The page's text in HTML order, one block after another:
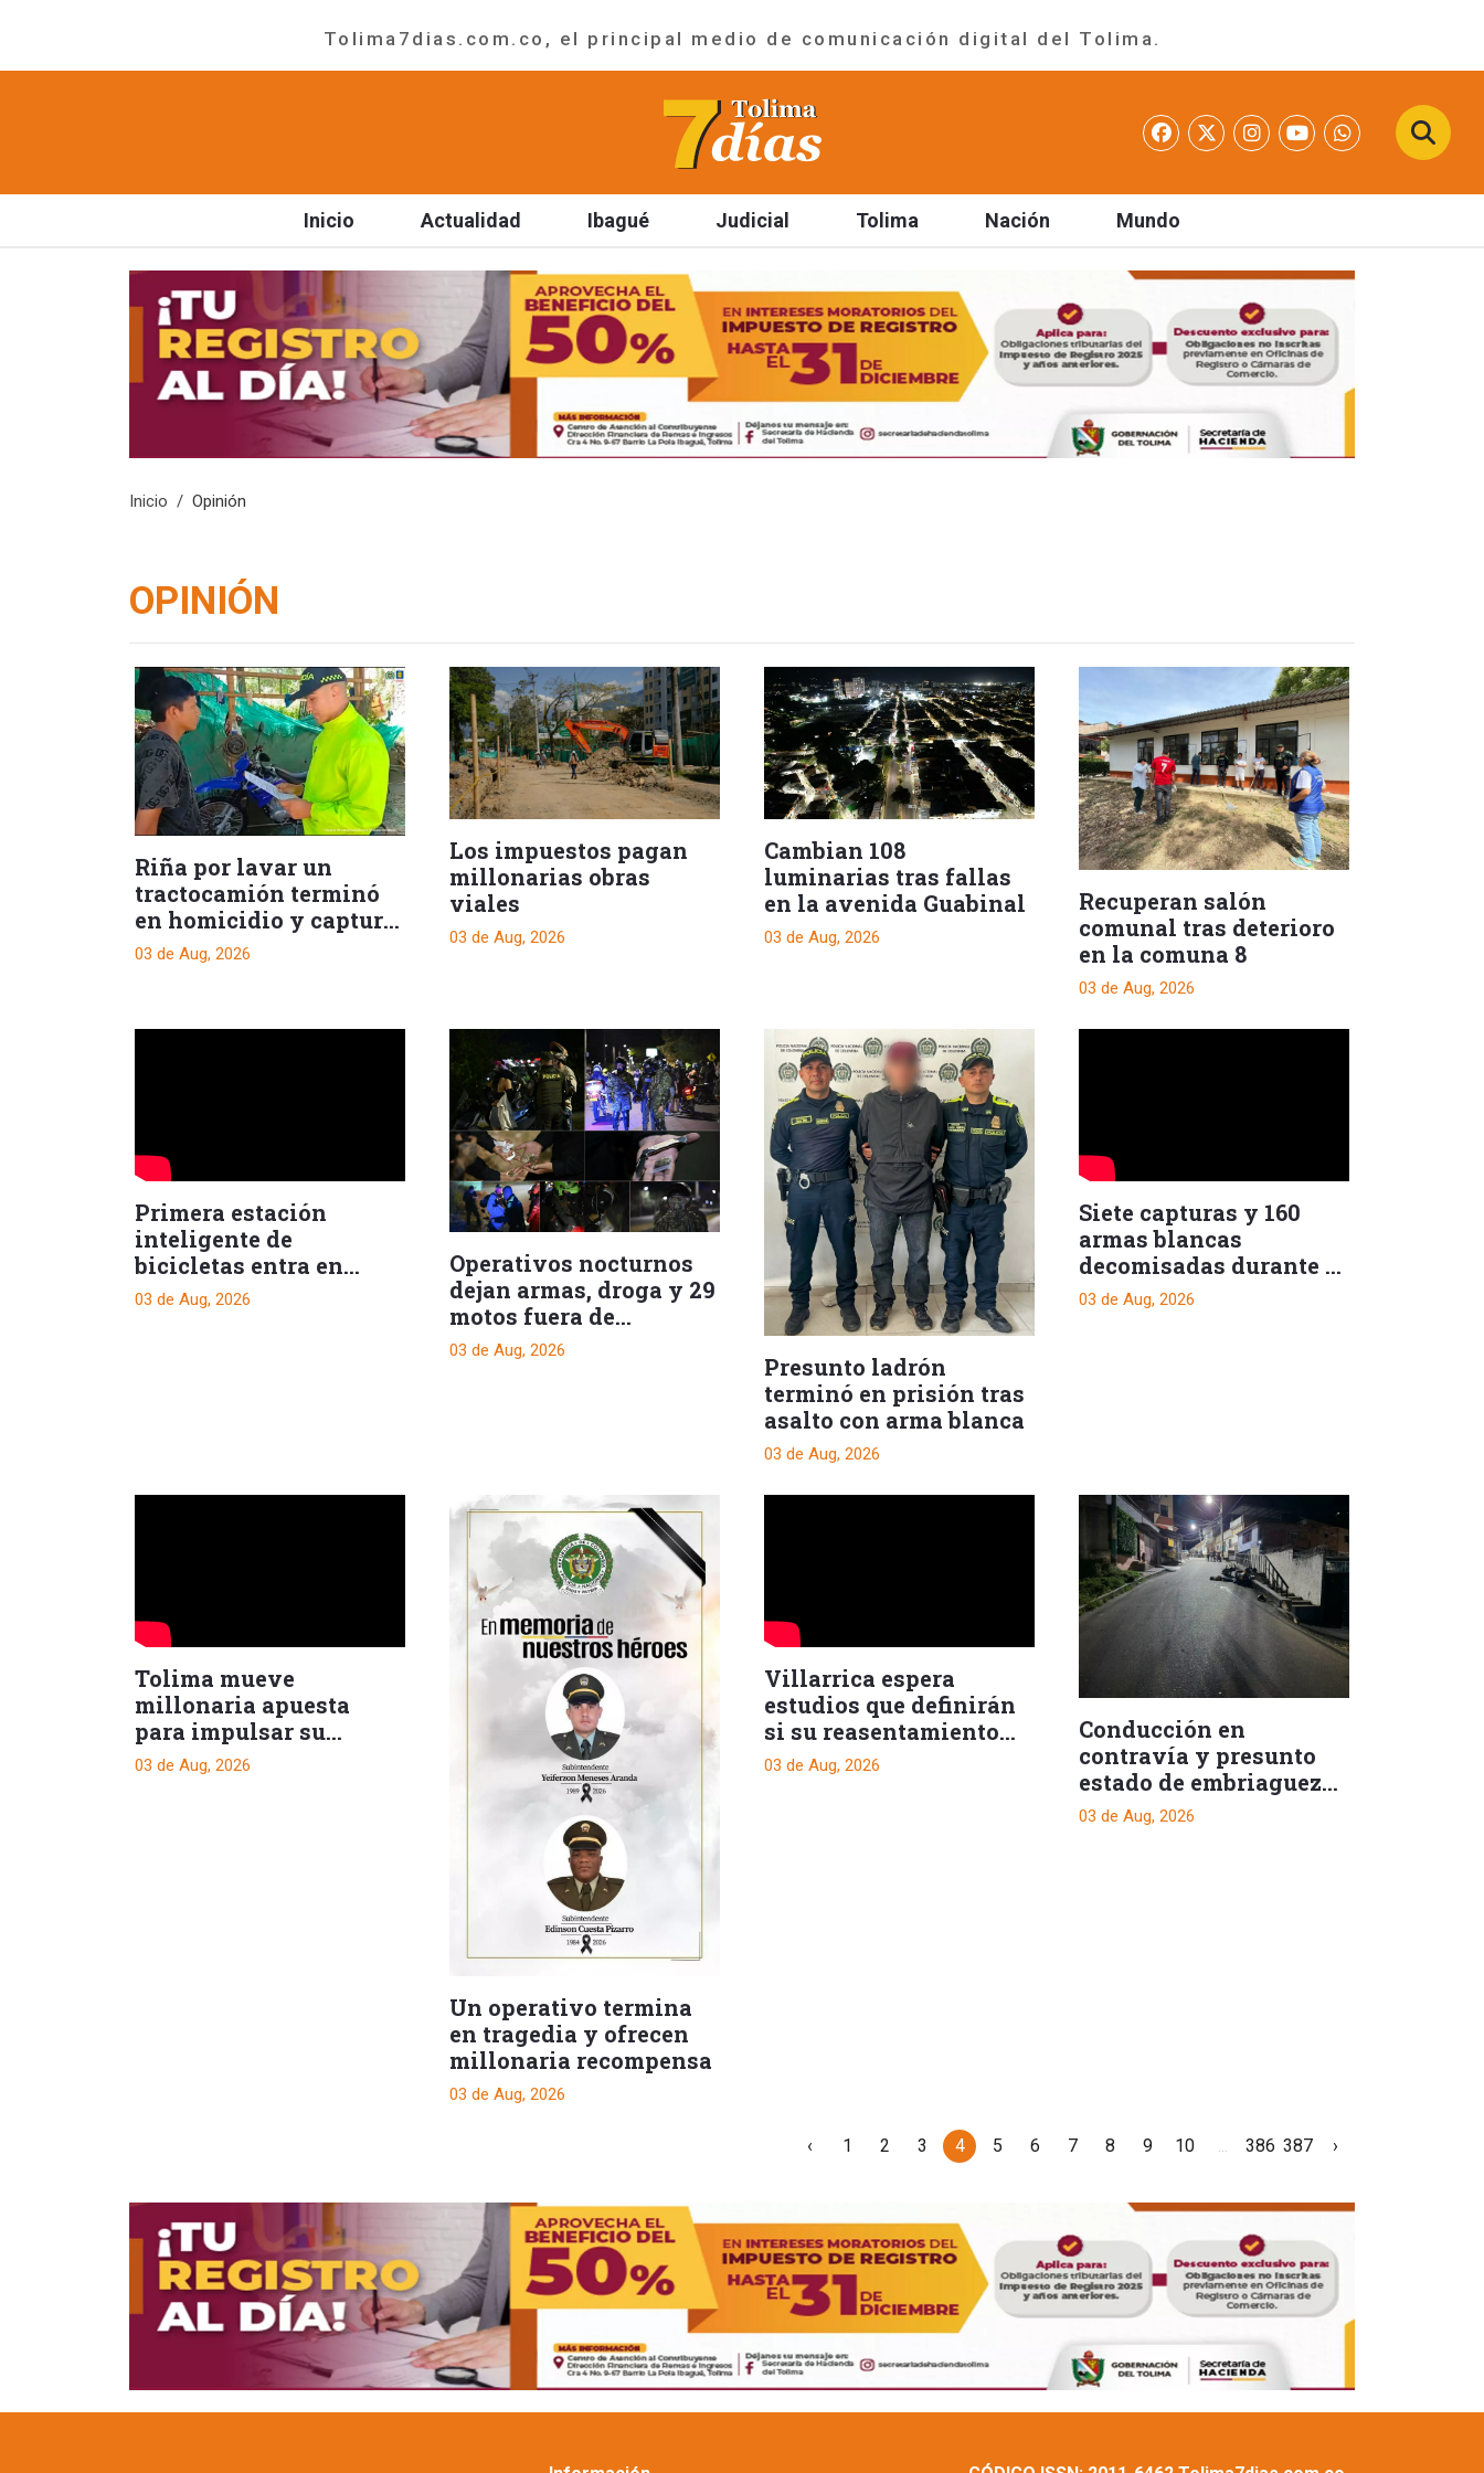
Tolima7dias.com.co, el principal medio de comunicación digital del Tolima.
Inicio Actualidad Ibagué Judicial Tolima Nación Mundo
Inicio Opinión
OPINIÓN
Riña por lavar un
tractocamión terminó
en homicidio y captura
de un presunto
responsable
03 de Aug, 2026
Los impuestos pagan
millonarias obras
viales
03 de Aug, 2026
Cambian 108
luminarias tras fallas
en la avenida Guabinal
03 de Aug, 2026
Recuperan salón
comunal tras deterioro
en la comuna 8
03 de Aug, 2026
Primera estación
inteligente de
bicicletas entra en
operación en Ibagué
03 de Aug, 2026
Operativos nocturnos
dejan armas, droga y 29
motos fuera de
circulación
03 de Aug, 2026
Presunto ladrón
terminó en prisión tras
asalto con arma blanca
03 de Aug, 2026
Siete capturas y 160
armas blancas
decomisadas durante el
fin de semana
03 de Aug, 2026
Tolima mueve
millonaria apuesta
para impulsar su
cadena cafetera
03 de Aug, 2026
Un operativo termina
en tragedia y ofrecen
millonaria recompensa
03 de Aug, 2026
Villarrica espera
estudios que definirán
si su reasentamiento
será una realidad
03 de Aug, 2026
Conducción en
contravía y presunto
estado de embriaguez
dejan un muerto
03 de Aug, 2026
‹ 1 2 3 4 5 6 7 8 9 10 386 387 ›